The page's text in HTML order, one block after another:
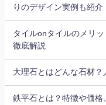
りのデザイン実例も紹介
タイルonタイルのメリ
徹底解説
大理石とはどんな石材
鉄平石とは？特徴や価格